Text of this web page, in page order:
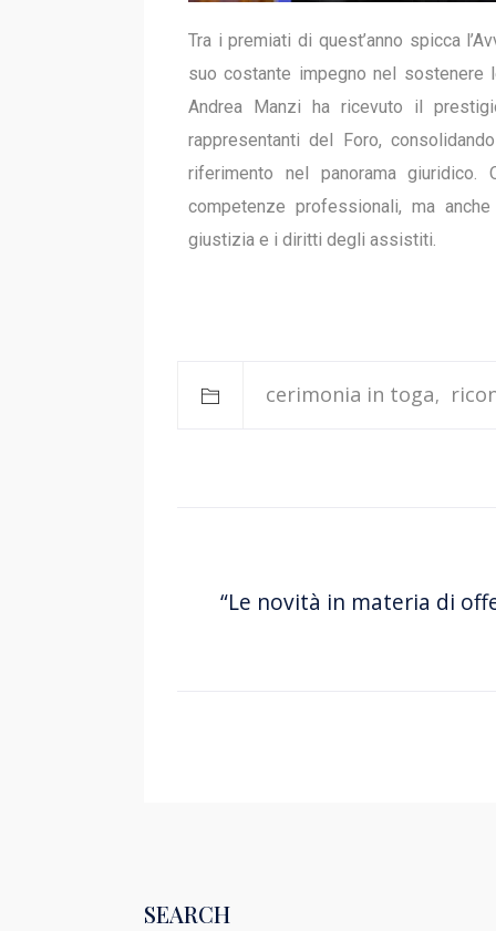
Tra i premiati di quest’anno spicca
suo costante impegno nel sostenere
Andrea Manzi ha ricevuto il
rappresentanti del Foro,
riferimento nel panorama
competenze professionali, ma
giustizia e i diritti degli assistiti.
cerimonia in toga
“Le novità in materia di
SEARCH